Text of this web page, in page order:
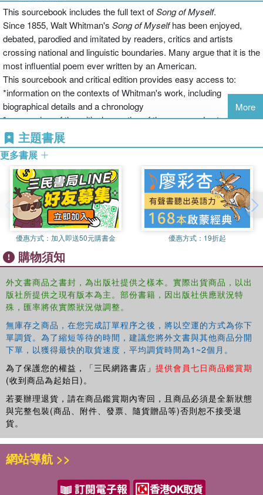
This sourcebook includes the full text ofSong of Myself.
Since 1855, Walt Whitman's Song of Myselfhas been enjoyed,
debated, parodied and imitated by readers, critics and artists
crossing national and linguistic boundaries. Many argue that it is the
most influential poem ever written by an American.
This sourcebook and critical edition provides easy access to:
*information on the contexts of Whitman's work, including
biographical details and a chronology
*an overview of the critical reception of the poem and extracts from
important criticism, reprinted with clear introductory headnotes
*key passages from the original 1855 edition, with commentary and
annotation
*the full 'final' 1881 edition of the poem.
Cross-references link the critical, contextual and textual sections of
the volume, encouraging an integrated understanding of this
creative and controversial text. Complementing a wealth of material
with suggestions for further reading, this volume is ideal for readers
with no knowledge of the poem, or for those returning anew to a
favourite text.
More
主題書展
更多書展
優惠方式： 加入即送50元購書金 優惠方式： 19折起
購物須知
外文書商品之書封，為出版社提供之樣本。實際出貨商品，以出
版社所提供之現有版本為主。部份書籍，因出版社供應狀況特
殊，匯率將依實際狀況做調整。
無庫存之商品，在您完成訂單程序之後，將以空運的方式為你下
單調貨。為了縮短等待的時間，建議您將外文書與其他商品分開
下單，以獲得最快的取貨速度，平均調貨時間為1~2個月。
為了保護您的權益，「三民網路書店」 提供會員七日商品鑑賞期
(收到商品為起始日)。
若要辦理退貨，請在商品鑑賞期內寄回，且商品必須是全新狀態
與完整包裝(商品、附件、發票、隨貨贈品等)否則恕不接受退
貨。
網站導航 >>